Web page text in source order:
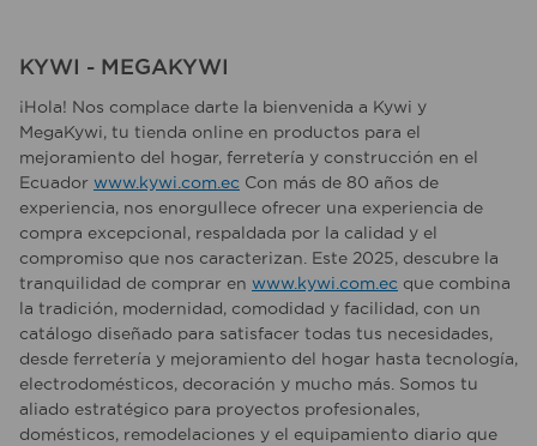
KYWI - MEGAKYWI
¡Hola! Nos complace darte la bienvenida a Kywi y
MegaKywi, tu tienda online en productos para el
mejoramiento del hogar, ferretería y construcción en el
Ecuador www.kywi.com.ec Con más de 80 años de
experiencia, nos enorgullece ofrecer una experiencia de
compra excepcional, respaldada por la calidad y el
compromiso que nos caracterizan. Este 2025, descubre la
tranquilidad de comprar en www.kywi.com.ec que combina
la tradición, modernidad, comodidad y facilidad, con un
catálogo diseñado para satisfacer todas tus necesidades,
desde ferretería y mejoramiento del hogar hasta tecnología,
electrodomésticos, decoración y mucho más. Somos tu
aliado estratégico para proyectos profesionales,
domésticos, remodelaciones y el equipamiento diario que